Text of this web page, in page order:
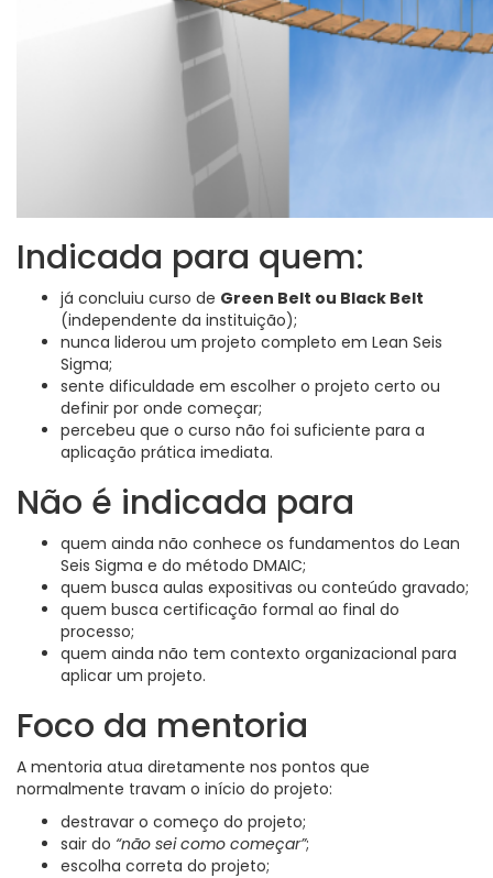
Indicada para quem:
já concluiu curso de Green Belt ou Black Belt
(independente da instituição);
nunca liderou um projeto completo em Lean Seis
Sigma;
sente dificuldade em escolher o projeto certo ou
definir por onde começar;
percebeu que o curso não foi suficiente para a
aplicação prática imediata.
Não é indicada para
quem ainda não conhece os fundamentos do Lean
Seis Sigma e do método DMAIC;
quem busca aulas expositivas ou conteúdo gravado;
quem busca certificação formal ao final do
processo;
quem ainda não tem contexto organizacional para
aplicar um projeto.
Foco da mentoria
A mentoria atua diretamente nos pontos que
normalmente travam o início do projeto:
destravar o começo do projeto;
sair do “não sei como começar”;
escolha correta do projeto;